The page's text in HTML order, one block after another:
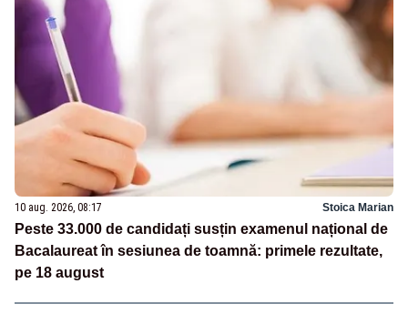
10 aug. 2026, 08:17 Stoica Marian
Peste 33.000 de candidați susțin examenul național de
Bacalaureat în sesiunea de toamnă: primele rezultate,
pe 18 august